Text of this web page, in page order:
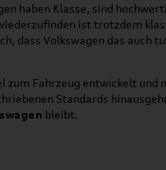
haben Klasse, sind
ist trotzdem
dass Volkswagen das auch
zum Fahrzeug entwickelt
Standards
bleibt.